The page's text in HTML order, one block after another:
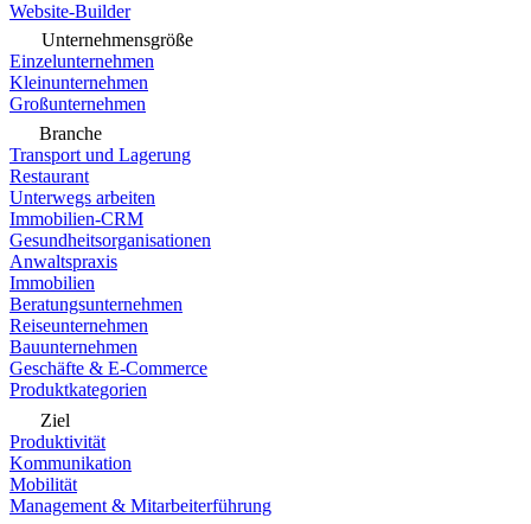
Website-Builder
Unternehmensgröße
Einzelunternehmen
Kleinunternehmen
Großunternehmen
Branche
Transport und Lagerung
Restaurant
Unterwegs arbeiten
Immobilien-CRM
Gesundheitsorganisationen
Anwaltspraxis
Immobilien
Beratungsunternehmen
Reiseunternehmen
Bauunternehmen
Geschäfte & E-Commerce
Produktkategorien
Ziel
Produktivität
Kommunikation
Mobilität
Management & Mitarbeiterführung